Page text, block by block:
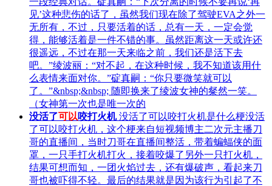
见’这种悲伤的话了，虽然我们现在除了驾驶EVA之外一
无所有，不过，只要活着的话，总有一天，一定会觉
得，能够活着是一件不错的事。虽然距离这一天或许还
很遥远，不过在那一天来临之前，我们还是活下去
吧。”绫波丽：“对不起，在这种时候，我不知道该用什
么表情来面对你。”碇真嗣：“你只要微笑就可以
了。”&nbsp;&nbsp; 随即换来了绫波女神的粲然一笑。
（女神第一次也是唯一次的
没活了可以咬打火机 没活了可以咬打火机是什么梗没活
了可以咬打火机，这个梗来自短视频博主二次元主播刀
哥的直播间，当时刀哥在直播间整活，带着蝙蝠侠的面
罩，一只手打火机打火，接着咬爆了另外一只打火机，
结果可想而知，一团火焰过去，还有爆破声，看起来刀
哥也被吓得不轻。最后的结果就是因为该行为引起了不